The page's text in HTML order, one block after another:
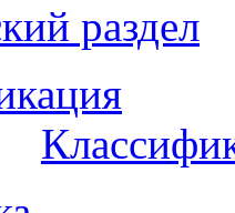
раздел